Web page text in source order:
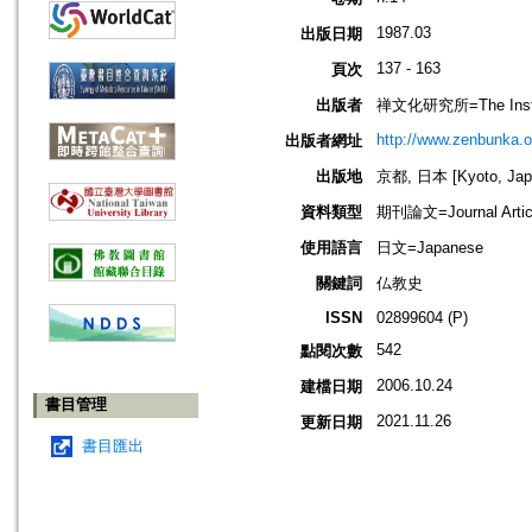
書目管理
書目匯出
出版日期 1987.03
頁次 137 - 163
出版者
禅文化研究所=The
出版者網址
http://
出版地
京都, 日本 [Kyoto,
資料類型
期刊論文=Journal
使用語言
日文=Japanese
關鍵詞
仏教史
ISSN
02899604 (P)
點閱次數
542
建檔日期 2006.10.24
更新日期 2021.11.26